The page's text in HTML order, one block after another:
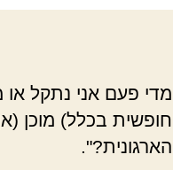
מדי פעם אני נתקל או
חופשית בכלל) מוכן
הארגונית?".